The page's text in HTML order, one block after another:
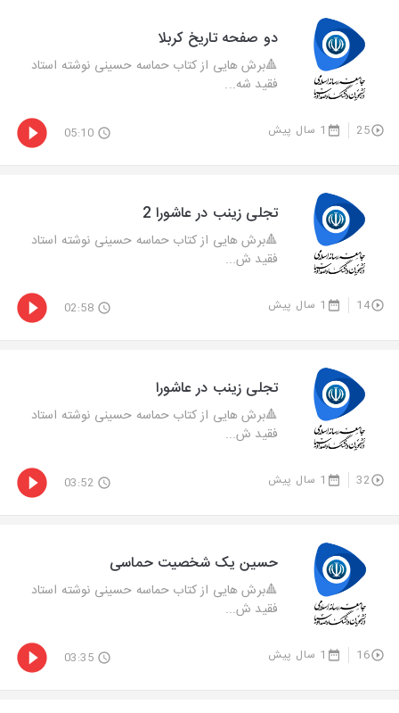
دو صفحه تاریخ کربلا
🔺برش هایی از کتاب حماسه حسینی نوشته استاد
فقید شه...
25 1 سال پیش 05:10
تجلی زینب در عاشورا 2
🔺‌برش هایی از کتاب حماسه حسینی نوشته استاد
فقید ش...
14 1 سال پیش 02:58
تجلی زینب در عاشورا
🔺‌برش هایی از کتاب حماسه حسینی نوشته استاد
فقید ش...
32 1 سال پیش 03:52
حسین یک شخصیت حماسی
🔺‌برش هایی از کتاب حماسه حسینی نوشته استاد
فقید ش...
16 1 سال پیش 03:35